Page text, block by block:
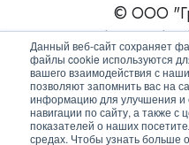
Данный веб-сайт сохраняет
файлы cookie используются
вашего взаимодействия с
позволяют запомнить вас на
информацию для улучшения и
навигации по сайту, а также с
показателей о наших
средах. Чтобы узнать больше
© ООО
Новости|Статьи|
Политика
Согласие на